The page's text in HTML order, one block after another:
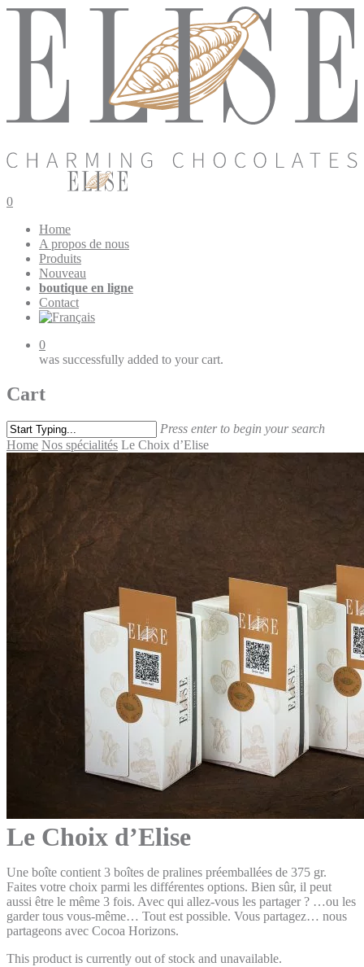
0
Home
A propos de nous
Produits
Nouveau
boutique en ligne
Contact
0
was successfully added to your cart.
Cart
Press enter to begin your search
Home Nos spécialités Le Choix d’Elise
Le Choix d’Elise
Une boîte contient 3 boîtes de pralines préemballées de 375 gr.
Faites votre choix parmi les différentes options. Bien sûr, il peut
aussi être le même 3 fois. Avec qui allez-vous les partager ? …ou les
garder tous vous-même… Tout est possible. Vous partagez… nous
partageons avec Cocoa Horizons.
This product is currently out of stock and unavailable.